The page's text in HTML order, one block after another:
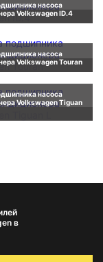
насоса
Volkswagen ID.4
насоса
Volkswagen Touran
насоса
Volkswagen Tiguan
в